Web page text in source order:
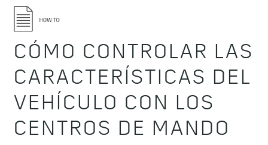
CÓMO CONTROLAR LAS
CARACTERÍSTICAS DEL
VEHÍCULO CON LOS
CENTROS DE MANDO